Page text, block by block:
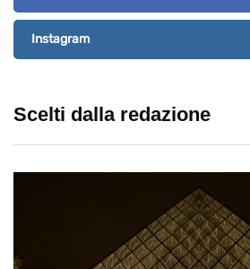
Instagram
Scelti dalla redazione